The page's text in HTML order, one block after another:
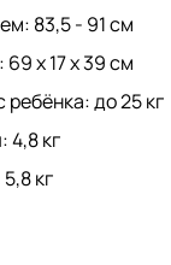
83,5 - 91 см
х 17 х 39 см
до 25 кг
4,8 кг
кг